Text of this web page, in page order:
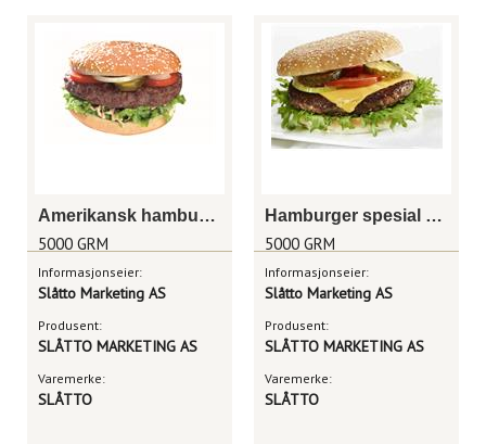
Amerikansk hamburger 155g
5000 GRM
Informasjonseier:
Slåtto Marketing AS
Produsent:
SLÅTTO MARKETING AS
Varemerke:
SLÅTTO
Hamburger spesial 250g
5000 GRM
Informasjonseier:
Slåtto Marketing AS
Produsent:
SLÅTTO MARKETING AS
Varemerke:
SLÅTTO